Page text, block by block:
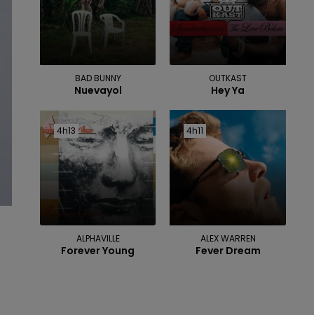
BAD BUNNY
Nuevayol
OUTKAST
Hey Ya
4h13
4h13
ALPHAVILLE
Forever Young
4h11
4h11
ALEX WARREN
Fever Dream